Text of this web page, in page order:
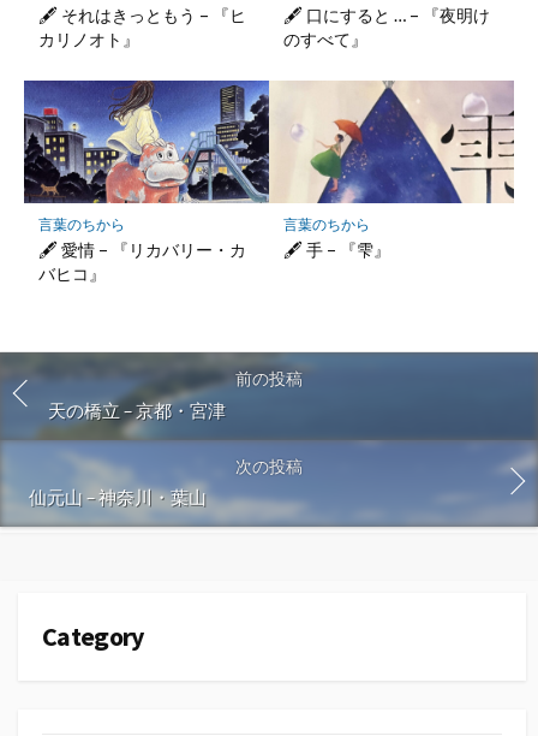
🖋 それはきっともう – 『ヒ
カリノオト』
🖋 口にすると … – 『夜明け
のすべて』
言葉のちから
🖋 愛情 – 『リカバリー・カ
バヒコ』
言葉のちから
🖋 手 – 『雫』
前の投稿
天の橋立 – 京都・宮津
次の投稿
仙元山 – 神奈川・葉山
Category